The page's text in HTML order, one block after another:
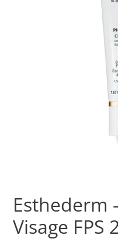
Esthederm
Visage FPS